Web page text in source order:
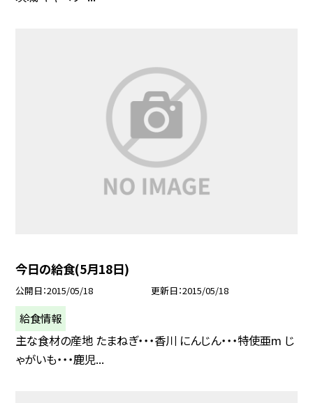
今日の給食(5月18日)
公開日 2015/05/18 更新日 2015/05/18
給食情報
主な食材の産地 たまねぎ・・・香川 にんじん・・・特使亜m じ
ゃがいも・・・鹿児...